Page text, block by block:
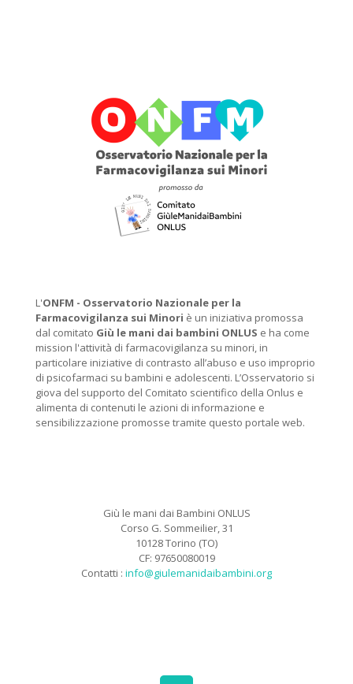
L'ONFM - Osservatorio Nazionale per la
Farmacovigilanza sui Minori è un iniziativa promossa
dal comitato Giù le mani dai bambini ONLUS e ha come
mission l'attività di farmacovigilanza su minori, in
particolare iniziative di contrasto all’abuso e uso improprio
di psicofarmaci su bambini e adolescenti. L’Osservatorio si
giova del supporto del Comitato scientifico della Onlus e
alimenta di contenuti le azioni di informazione e
sensibilizzazione promosse tramite questo portale web.
Giù le mani dai Bambini ONLUS
Corso G. Sommeilier, 31
10128 Torino (TO)
CF: 97650080019
Contatti : info@giulemanidaibambini.org